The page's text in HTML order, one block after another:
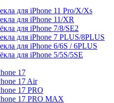
для iPhone 11 Pro/X/Xs
для iPhone 11/XR
для iPhone 7/8/SE2
для iPhone 7 PLUS/8PLUS
для iPhone 6/6S / 6PLUS
для iPhone 5/5S/5SE
17
17 Air
17 PRO
17 PRO MAX